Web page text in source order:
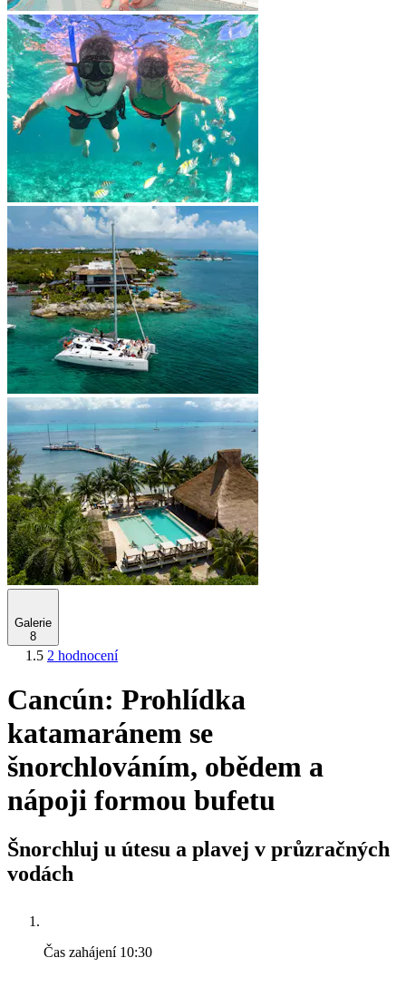
Galerie
8
1.5 2 hodnocení
Cancún: Prohlídka
katamaránem se
šnorchlováním, obědem a
nápoji formou bufetu
Šnorchluj u útesu a plavej v průzračných
vodách
Čas zahájení 10:30